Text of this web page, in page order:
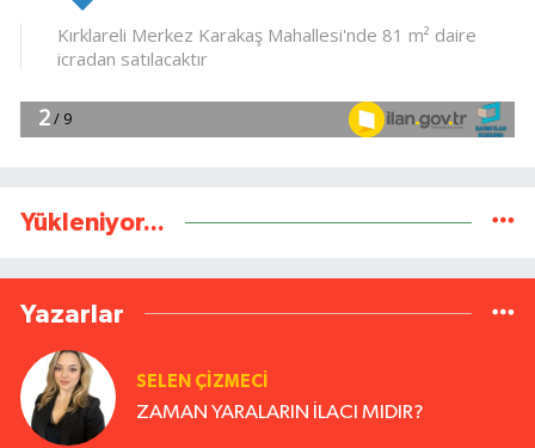
Yükleniyor...
Yazarlar
SELEN ÇİZMECİ
ZAMAN YARALARIN İLACI MIDIR?